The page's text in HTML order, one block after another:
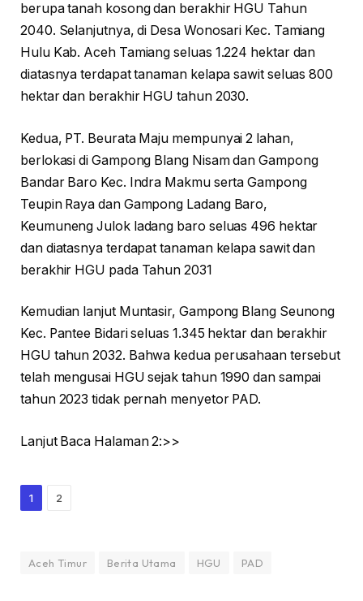
berupa tanah kosong dan berakhir HGU Tahun
2040. Selanjutnya, di Desa Wonosari Kec. Tamiang
Hulu Kab. Aceh Tamiang seluas 1.224 hektar dan
diatasnya terdapat tanaman kelapa sawit seluas 800
hektar dan berakhir HGU tahun 2030.
Kedua, PT. Beurata Maju mempunyai 2 lahan,
berlokasi di Gampong Blang Nisam dan Gampong
Bandar Baro Kec. Indra Makmu serta Gampong
Teupin Raya dan Gampong Ladang Baro,
Keumuneng Julok ladang baro seluas 496 hektar
dan diatasnya terdapat tanaman kelapa sawit dan
berakhir HGU pada Tahun 2031
Kemudian lanjut Muntasir, Gampong Blang Seunong
Kec. Pantee Bidari seluas 1.345 hektar dan berakhir
HGU tahun 2032. Bahwa kedua perusahaan tersebut
telah mengusai HGU sejak tahun 1990 dan sampai
tahun 2023 tidak pernah menyetor PAD.
Lanjut Baca Halaman 2:>>
1 2
Aceh Timur Berita Utama HGU PAD